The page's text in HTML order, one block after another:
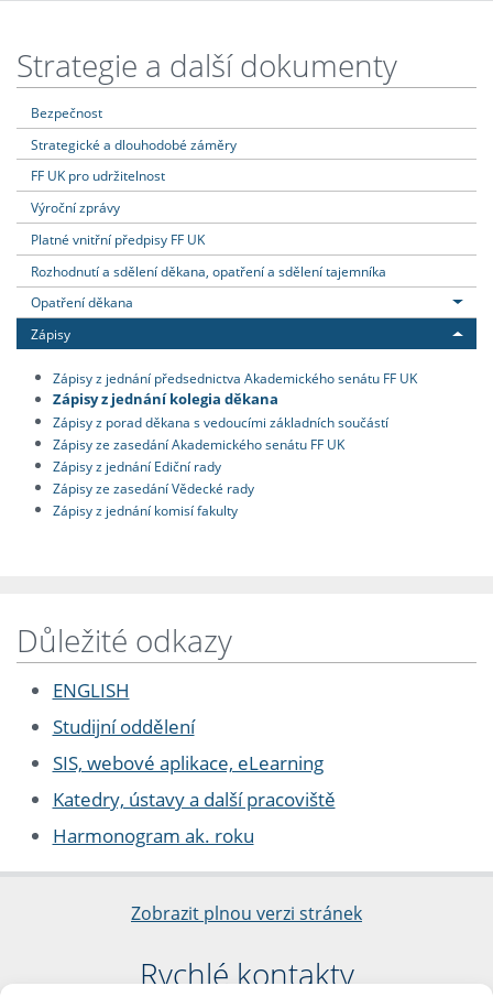
Strategie a další dokumenty
Bezpečnost
Strategické a dlouhodobé záměry
FF UK pro udržitelnost
Výroční zprávy
Platné vnitřní předpisy FF UK
Rozhodnutí a sdělení děkana, opatření a sdělení tajemníka
Opatření děkana
Zápisy
Zápisy z jednání předsednictva Akademického senátu FF UK
Zápisy z jednání kolegia děkana
Zápisy z porad děkana s vedoucími základních součástí
Zápisy ze zasedání Akademického senátu FF UK
Zápisy z jednání Ediční rady
Zápisy ze zasedání Vědecké rady
Zápisy z jednání komisí fakulty
Důležité odkazy
ENGLISH
Studijní oddělení
SIS, webové aplikace, eLearning
Katedry, ústavy a další pracoviště
Harmonogram ak. roku
Zobrazit plnou verzi stránek
Rychlé kontakty